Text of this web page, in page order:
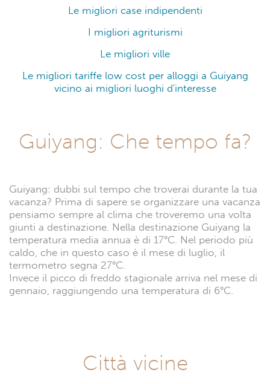
Le migliori case indipendenti
I migliori agriturismi
Le migliori ville
Le migliori tariffe low cost per alloggi a Guiyang
vicino ai migliori luoghi d'interesse
Guiyang: Che tempo fa?
Guiyang: dubbi sul tempo che troverai durante la tua
vacanza? Prima di sapere se organizzare una vacanza
pensiamo sempre al clima che troveremo una volta
giunti a destinazione. Nella destinazione Guiyang la
temperatura media annua è di 17°C. Nel periodo più
caldo, che in questo caso è il mese di luglio, il
termometro segna 27°C.
Invece il picco di freddo stagionale arriva nel mese di
gennaio, raggiungendo una temperatura di 6°C.
Città vicine